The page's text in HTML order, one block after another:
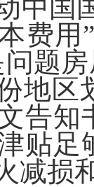
中国
费用
题
地
告知
贴
减损